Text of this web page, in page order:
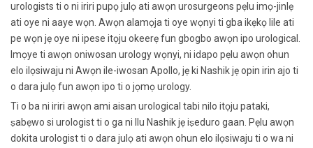
urologists ti o ni iriri pupọ julọ ati awọn urosurgeons pẹlu imọ-jinlẹ
ati oye ni aaye wọn. Awọn alamọja ti oye wọnyi ti gba ikẹkọ lile ati
pe wọn jẹ oye ni ipese itọju okeerẹ fun gbogbo awọn ipo urological.
Imọye ti awọn oniwosan urology wọnyi, ni idapo pẹlu awọn ohun
elo ilọsiwaju ni Awọn ile-iwosan Apollo, jẹ ki Nashik jẹ opin irin ajo ti
o dara julọ fun awọn ipo ti o jọmọ urology.
Ti o ba ni iriri awọn ami aisan urological tabi nilo itọju pataki,
ṣabẹwo si urologist ti o ga ni Ilu Nashik jẹ iṣeduro gaan. Pẹlu awọn
dokita urologist ti o dara julọ ati awọn ohun elo ilọsiwaju ti o wa ni